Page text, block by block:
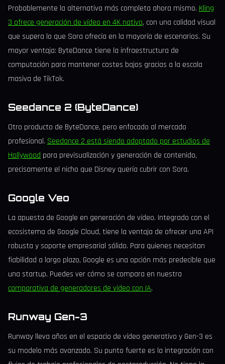
Probablemente la alternativa más completa ahora mismo. Kling
3 ofrece generación de vídeo en 4K nativo, con una calidad visual
que supera lo que Sora ofrecía en la mayoría de escenarios. Su
mayor ventaja: ByteDance tiene la infraestructura de
computación para mantener costes bajos gracias a la escala
masiva de TikTok.
Seedance 2 (ByteDance)
Otro producto de ByteDance, pero enfocado al mercado
profesional. Seedance 2 está siendo adoptado por estudios de
Hollywood para previsualización y generación de contenido,
precisamente el nicho que Disney quería cubrir con Sora.
Google Veo
La apuesta de Google en generación de vídeo. Integrado con el
ecosistema de Google Cloud, tiene la ventaja de ofrecer una API
robusta y soporte empresarial sólido. Para quienes necesitan
fiabilidad a largo plazo, Google es una opción más predecible que
una startup. Puedes ver cómo se compara en nuestra
comparativa de generadores de vídeo con IA.
Runway Gen-3
Runway lleva años en el espacio de vídeo generativo y Gen-3 es
su modelo más avanzado. Su punto fuerte es la integración con